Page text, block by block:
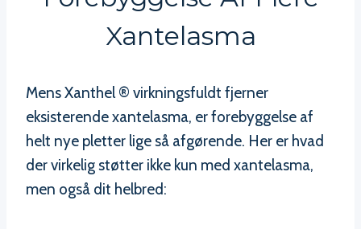
Xantelasma
Mens Xanthel ® virkningsfuldt fjerner
eksisterende xantelasma, er forebyggelse af
helt nye pletter lige så afgørende. Her er hvad
der virkelig støtter ikke kun med xantelasma,
men også dit helbred: